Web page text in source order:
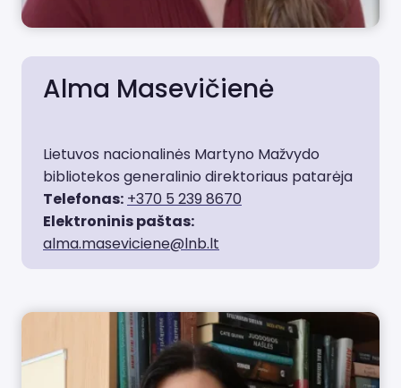
Alma Masevičienė
Lietuvos nacionalinės Martyno Mažvydo
bibliotekos generalinio direktoriaus patarėja
Telefonas: +370 5 239 8670
Elektroninis paštas:
alma.maseviciene@lnb.lt